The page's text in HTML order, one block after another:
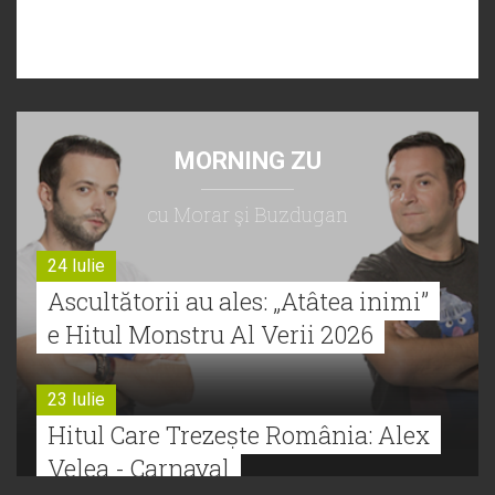
MORNING ZU
cu Morar şi Buzdugan
24 Iulie
Ascultătorii au ales: „Atâtea inimi”
e Hitul Monstru Al Verii 2026
23 Iulie
Hitul Care Trezește România: Alex
Velea - Carnaval